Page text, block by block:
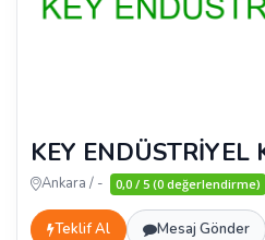
KEY ENDÜSTRİYEL
Ankara / - 0,0 / 5 (0 değerlendirme)
Teklif Al Mesaj Gönder